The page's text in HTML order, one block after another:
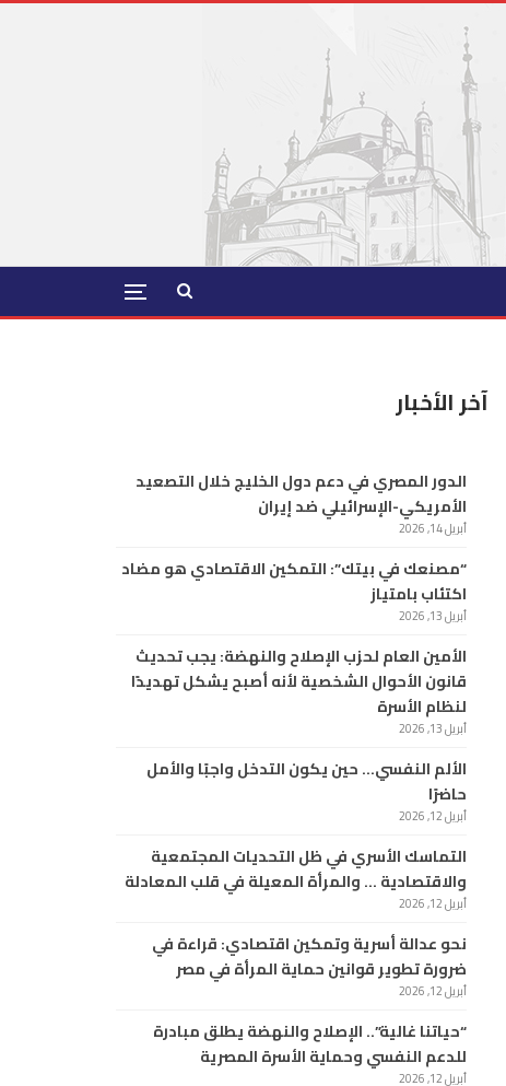
آخر الأخبار
الدور المصري في دعم دول الخليج خلال التصعيد
الأمريكي-الإسرائيلي ضد إيران
أبريل 14, 2026
“مصنعك في بيتك”: التمكين الاقتصادي هو مضاد
اكتئاب بامتياز
أبريل 13, 2026
الأمين العام لحزب الإصلاح والنهضة: يجب تحديث
قانون الأحوال الشخصية لأنه أصبح يشكل تهديدًا
لنظام الأسرة
أبريل 13, 2026
الألم النفسي… حين يكون التدخل واجبًا والأمل
حاضرًا
أبريل 12, 2026
التماسك الأسري في ظل التحديات المجتمعية
والاقتصادية … والمرأة المعيلة في قلب المعادلة
أبريل 12, 2026
نحو عدالة أسرية وتمكين اقتصادي: قراءة في
ضرورة تطوير قوانين حماية المرأة في مصر
أبريل 12, 2026
“حياتنا غالية”.. الإصلاح والنهضة يطلق مبادرة
للدعم النفسي وحماية الأسرة المصرية
أبريل 12, 2026